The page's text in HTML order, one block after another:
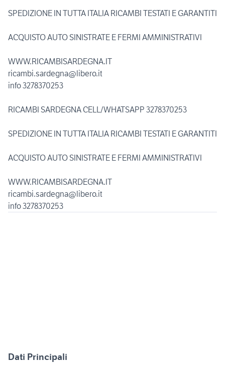
SPEDIZIONE IN TUTTA ITALIA RICAMBI TESTATI E GARANTITI
ACQUISTO AUTO SINISTRATE E FERMI AMMINISTRATIVI
WWW.RICAMBISARDEGNA.IT
ricambi.sardegna@libero.it
info 3278370253
RICAMBI SARDEGNA CELL/WHATSAPP 3278370253
SPEDIZIONE IN TUTTA ITALIA RICAMBI TESTATI E GARANTITI
ACQUISTO AUTO SINISTRATE E FERMI AMMINISTRATIVI
WWW.RICAMBISARDEGNA.IT
ricambi.sardegna@libero.it
info 3278370253
Dati Principali